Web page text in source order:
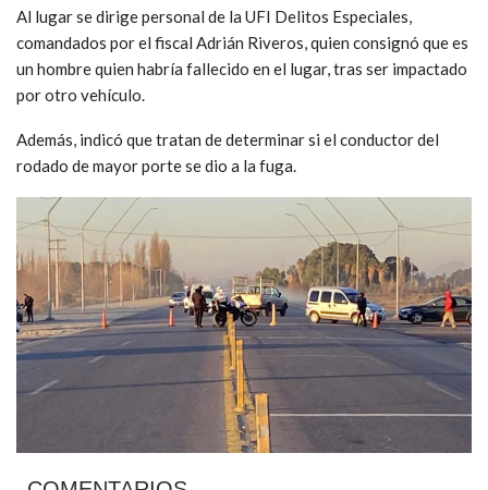
Al lugar se dirige personal de la UFI Delitos Especiales,
comandados por el fiscal Adrián Riveros, quien consignó que es
un hombre quien habría fallecido en el lugar, tras ser impactado
por otro vehículo.
Además, indicó que tratan de determinar si el conductor del
rodado de mayor porte se dio a la fuga.